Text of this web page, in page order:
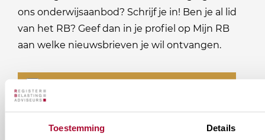
Toestemming Details
ons onderwijsaanbod? Schrijf je in! Ben je al lid
van het RB? Geef dan in je profiel op Mijn RB
aan welke nieuwsbrieven je wil ontvangen.
Welke
nieuwsbrieven
zou